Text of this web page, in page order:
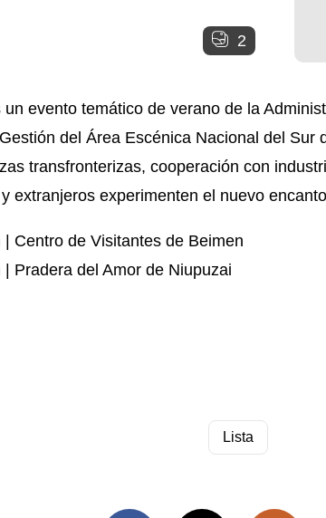
2
evento temático de verano de la
del Área Escénica Nacional del
transfronterizas, cooperación con
extranjeros experimenten el nuevo
Centro de Visitantes de Beimen
Pradera del Amor de Niupuzai
Lista